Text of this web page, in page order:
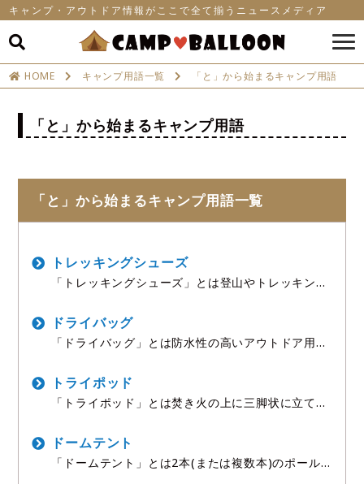
キャンプ・アウトドア情報がここで全て揃うニュースメディア
HOME キャンプ用語一覧 「と」から始まるキャンプ用語
「と」から始まるキャンプ用語
「と」から始まるキャンプ用語一覧
トレッキングシューズ
「トレッキングシューズ」とは登山やトレッキング
安定した歩行ができるアウトドア用フットウェアで
す。 キャンプ場
ドライバッグ
「ドライバッグ」とは防水性の高いアウトドア用バ
アクティビティでも活躍する便利なギアです。 口を
巻き込んで閉
トライポッド
「トライポッド」とは焚き火の上に三脚状に立てて
を集めています。 英語の「tripod(三脚)」が語源
で、3本
ドームテント
「ドームテント」とは2本(または複数本)のポール